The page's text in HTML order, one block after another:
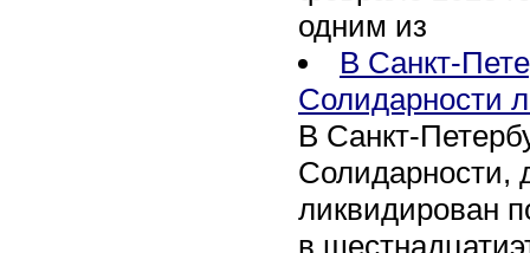
одним из
В Санкт-
Солидарности
В Санкт-
Солидарности,
ликвидирован
в